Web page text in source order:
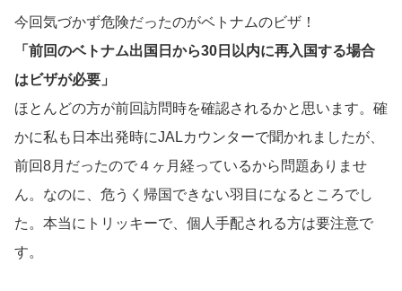
今回気づかず危険だったのがベトナムのビザ！
「前回のベトナム出国日から30日以内に再入国する場合
はビザが必要」
ほとんどの方が前回訪問時を確認されるかと思います。確
かに私も日本出発時にJALカウンターで聞かれましたが、
前回8月だったので４ヶ月経っているから問題ありませ
ん。なのに、危うく帰国できない羽目になるところでし
た。本当にトリッキーで、個人手配される方は要注意で
す。